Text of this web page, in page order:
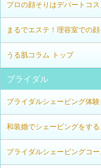
プロの顔そりはデパートコ
まるでエステ！理容室での
うる肌コラム トップ
ブライダル
ブライダルシェービング体験
和装婚でシェービングをする
ブライダルシェービングコ